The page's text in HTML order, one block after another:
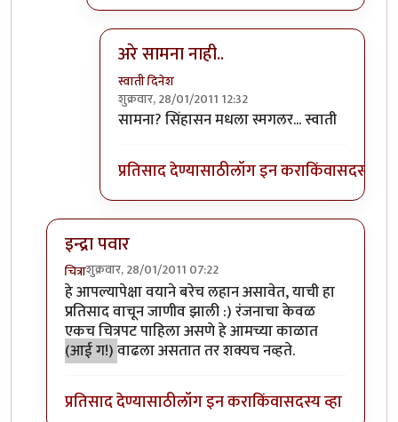
अरे सामना नाही..
स्वाती दिनेश
शुक्रवार, 28/01/2011 12:32
In reply toजयराम हर्डीकर म्हणजे सामना
सामना? सिंहासन मधला स्मगलर... स्वाती
प्रतिसाद देण्यासाठीलॉग इन कराकिंवासदस्य व्हा
इन्द्रा पवार
चित्राशुक्रवार, 28/01/2011 07:22
In reply toरंजना आणि अपघात...!!byइन्द्र्राज पवार
हे आपल्यापेक्षा वयाने बरेच लहान असावेत, याची हा
प्रतिसाद वाचून जाणीव झाली :) रंजनाचा केवळ
एकच चित्रपट पाहिला असणे हे आमच्या काळात
(आई ग!)वाढला असतात तर शक्यच नव्हते.
प्रतिसाद देण्यासाठीलॉग इन कराकिंवासदस्य व्हा